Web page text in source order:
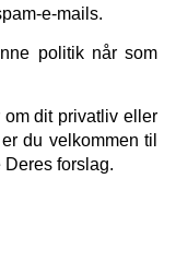
e-mails.
politik når som
dit privatliv eller
du velkommen til
Deres forslag.